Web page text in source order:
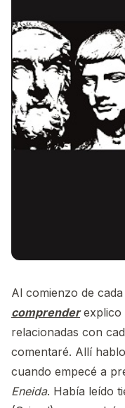
Al comienzo de
comprenderexplico
relacionadas con
comentaré. Allí
cuando empecé a
Eneida. Había leído